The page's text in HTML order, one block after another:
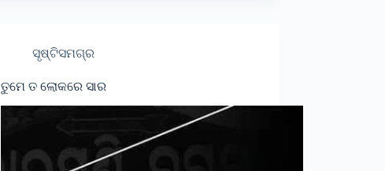
ସୃଷ୍ଟିସମଗ୍ର
ତୁମେ ତ ଲୋକରେ ସାର